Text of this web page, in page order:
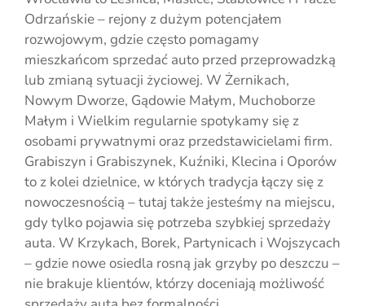
Odrzańskie – rejony z dużym potencjałem
rozwojowym, gdzie często pomagamy
mieszkańcom sprzedać auto przed przeprowadzką
lub zmianą sytuacji życiowej. W Żernikach,
Nowym Dworze, Gądowie Małym, Muchoborze
Małym i Wielkim regularnie spotykamy się z
osobami prywatnymi oraz przedstawicielami firm.
Grabiszyn i Grabiszynek, Kuźniki, Klecina i Oporów
to z kolei dzielnice, w których tradycja łączy się z
nowoczesnością – tutaj także jesteśmy na miejscu,
gdy tylko pojawia się potrzeba szybkiej sprzedaży
auta. W Krzykach, Borek, Partynicach i Wojszycach
– gdzie nowe osiedla rosną jak grzyby po deszczu –
nie brakuje klientów, którzy doceniają możliwość